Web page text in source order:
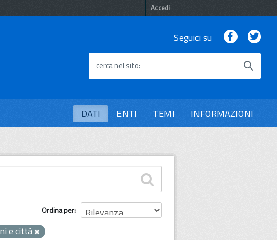
Accedi
Seguici su Facebook
cerca nel sito
DATI ENTI TEMI INFORMAZIONI
Ordina per
e città